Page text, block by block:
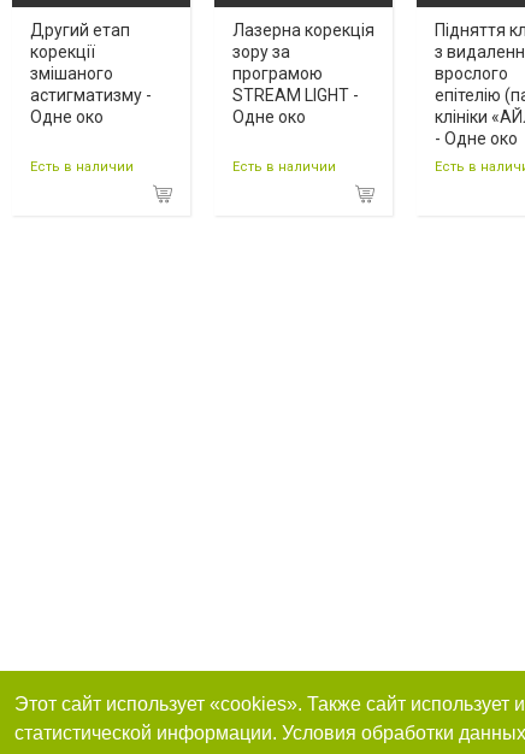
Другий етап
корекції
змішаного
астигматизму -
Одне око
Есть в наличии
Лазерна корекція
зору за
програмою
STREAM LIGHT -
Одне око
Есть в наличии
Підняття
з
врослого
епітелію
клініки
- Одне око
Есть в
Этот сайт использует «cookies». Также сайт
статистической информации. Условия обработки